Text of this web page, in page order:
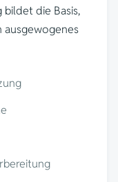
bildet die Basis,
ausgewogenes